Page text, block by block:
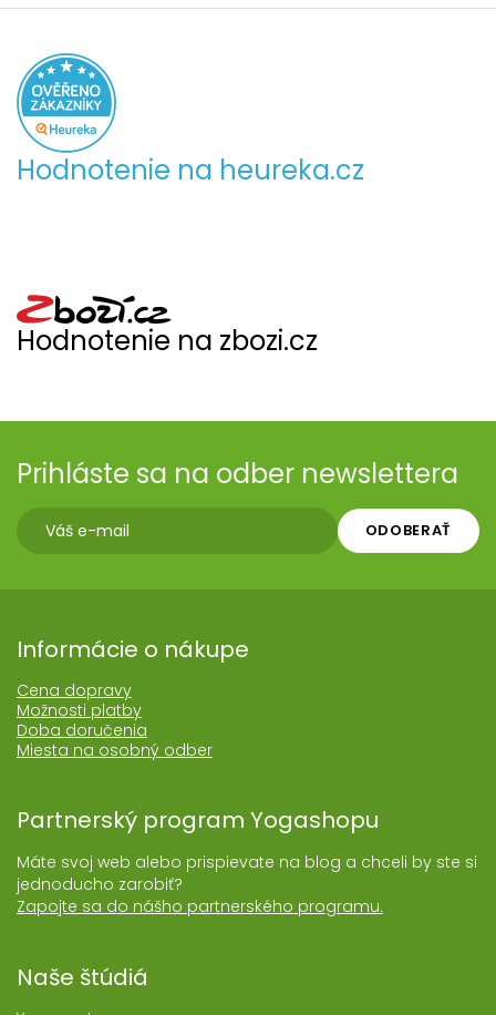
Hodnotenie na heureka.cz
Hodnotenie na zbozi.cz
Prihláste sa na odber newslettera
ODOBERAŤ
Informácie o nákupe
Cena dopravy
Možnosti platby
Doba doručenia
Miesta na osobný odber
Partnerský program Yogashopu
Máte svoj web alebo prispievate na blog a chceli by ste si
jednoducho zarobiť?
Zapojte sa do nášho partnerského programu.
Naše štúdiá